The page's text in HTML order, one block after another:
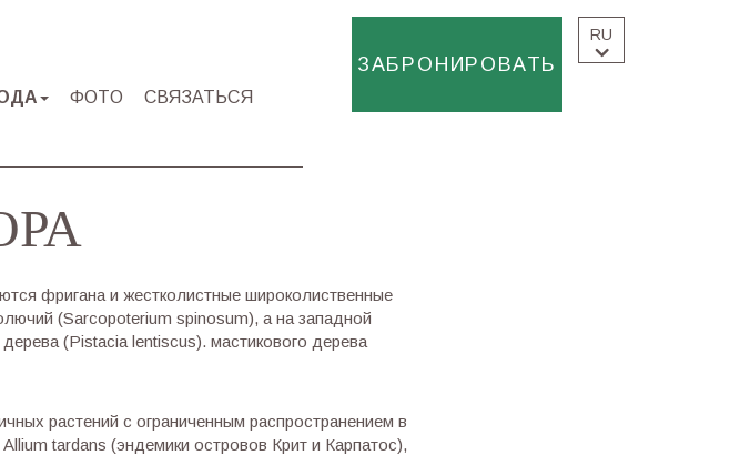
RU
ЗАБРОНИРОВАТЬ
ΦΟΤΟ СВЯЗАТЬСЯ
фригана и жестколистные широколиственные
(Sarcopoterium spinosum), а на западной
(Pistacia lentiscus). мастикового дерева
растений с ограниченным распространением в
tardans (эндемики островов Крит и Карпатос),